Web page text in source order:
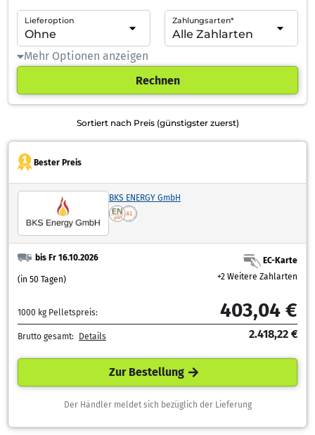
Lieferoption Zahlungsarten*
Mehr Optionen anzeigen
Rechnen
Sortiert nach Preis (günstigster zuerst)
Bester Preis
BKS ENERGY GmbH
bis Fr 16.10.2026
(in 50 Tagen)
EC-Karte
+2 Weitere Zahlarten
1000 kg Pelletspreis: 403,04 €
Brutto gesamt: Details 2.418,22 €
Zur Bestellung
Der Händler meldet sich bezüglich der Lieferung